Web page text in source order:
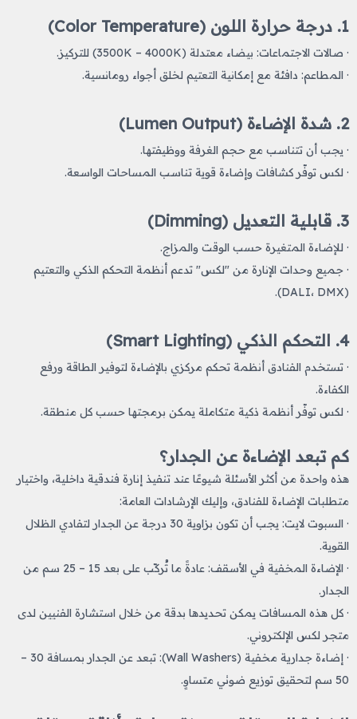
1. درجة حرارة اللون (Color Temperature)
· صالات الاجتماعات: بيضاء معتدلة (3500K – 4000K) للتركيز.
· المطاعم: دافئة مع إمكانية التعتيم لخلق أجواء رومانسية.
2. شدة الإضاءة (Lumen Output)
· يجب أن تتناسب مع حجم الغرفة ووظيفتها.
· لكس توفّر كشافات وإضاءة قوية تناسب المساحات الواسعة.
3. قابلية التعديل (Dimming)
· للإضاءة المتغيرة حسب الوقت والمزاج.
· جميع وحدات الإنارة من "لكس" تدعم أنظمة التحكم الذكي والتعتيم
(DALI، DMX).
4. التحكم الذكي (Smart Lighting)
· تستخدم الفنادق أنظمة تحكم مركزي بالإضاءة لتوفير الطاقة ورفع
الكفاءة.
· لكس توفّر أنظمة ذكية متكاملة يمكن برمجتها حسب كل منطقة.
كم تبعد الإضاءة عن الجدار؟
هذه واحدة من أكثر الأسئلة شيوعًا عند تنفيذ إنارة فندقية داخلية، واختيار
متطلبات الإضاءة للفنادق، وإليك الإرشادات العامة:
· السبوت لايت: يجب أن تكون بزاوية 30 درجة عن الجدار لتفادي الظلال
القوية.
· الإضاءة المخفية في الأسقف: عادةً ما تُركّب على بعد 15 – 25 سم من
الجدار.
· كل هذه المسافات يمكن تحديدها بدقة من خلال استشارة الفنيين لدى
متجر لكس الإلكتروني.
· إضاءة جدارية مخفية (Wall Washers): تبعد عن الجدار بمسافة 30 –
50 سم لتحقيق توزيع ضوئي متساوٍ.